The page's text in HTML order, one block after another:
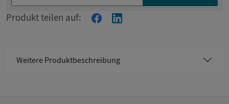
Produkt teilen auf:
Weitere Produktbeschreibung